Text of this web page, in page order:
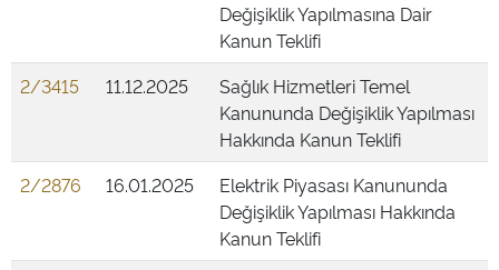
Değişiklik Yapılmasına Dair
Kanun Teklifi
2/3415
11.12.2025
Sağlık Hizmetleri Temel
Kanununda Değişiklik Yapılması
Hakkında Kanun Teklifi
2/2876
16.01.2025
Elektrik Piyasası Kanununda
Değişiklik Yapılması Hakkında
Kanun Teklifi